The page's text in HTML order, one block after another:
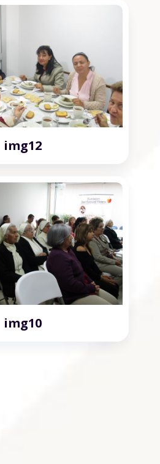
img12
img10